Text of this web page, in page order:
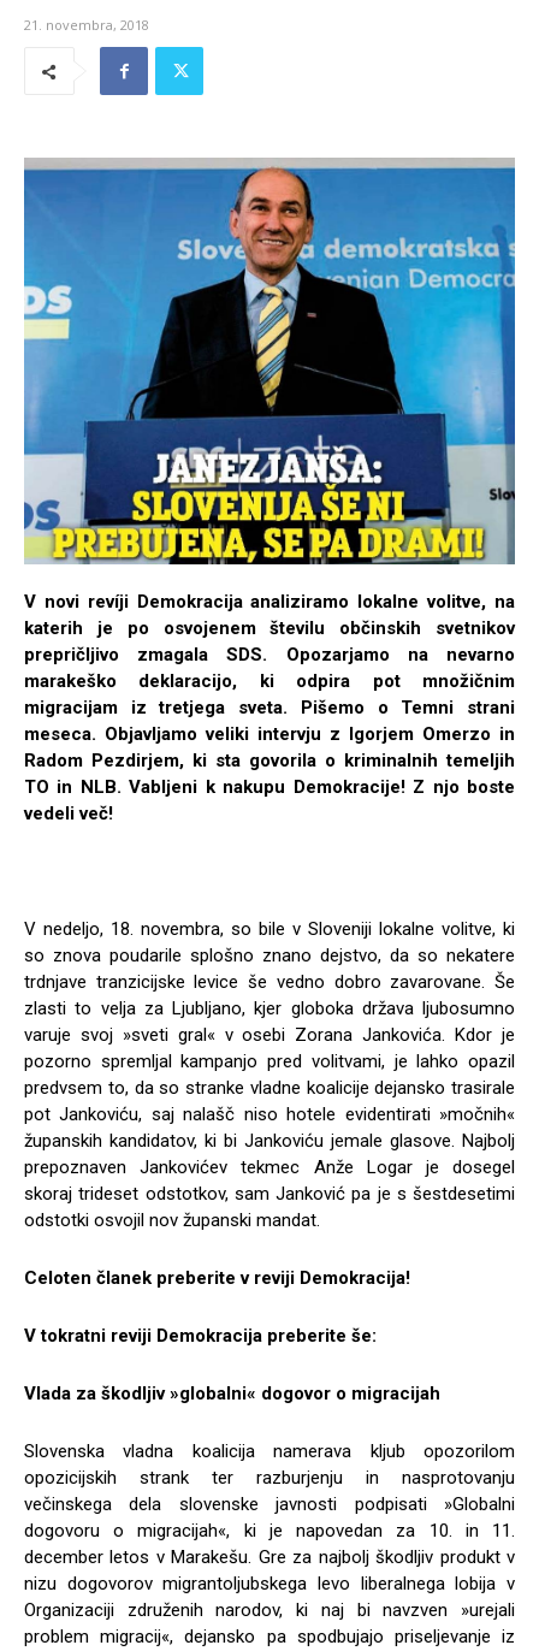
21. novembra, 2018
V novi revíji Demokracija analiziramo lokalne volitve, na
katerih je po osvojenem številu občinskih svetnikov
prepričljivo zmagala SDS. Opozarjamo na nevarno
marakeško deklaracijo, ki odpira pot množičnim
migracijam iz tretjega sveta. Pišemo o Temni strani
meseca. Objavljamo veliki intervju z Igorjem Omerzo in
Radom Pezdirjem, ki sta govorila o kriminalnih temeljih
TO in NLB. Vabljeni k nakupu Demokracije! Z njo boste
vedeli več!
V nedeljo, 18. novembra, so bile v Sloveniji lokalne volitve, ki
so znova poudarile splošno znano dejstvo, da so nekatere
trdnjave tranzicijske levice še vedno dobro zavarovane. Še
zlasti to velja za Ljubljano, kjer globoka država ljubosumno
varuje svoj »sveti gral« v osebi Zorana Jankovića. Kdor je
pozorno spremljal kampanjo pred volitvami, je lahko opazil
predvsem to, da so stranke vladne koalicije dejansko trasirale
pot Jankoviću, saj nalašč niso hotele evidentirati »močnih«
županskih kandidatov, ki bi Jankoviću jemale glasove. Najbolj
prepoznaven Jankovićev tekmec Anže Logar je dosegel
skoraj trideset odstotkov, sam Janković pa je s šestdesetimi
odstotki osvojil nov županski mandat.
Celoten članek preberite v reviji Demokracija!
V tokratni reviji Demokracija preberite še:
Vlada za škodljiv »globalni« dogovor o migracijah
Slovenska vladna koalicija namerava kljub opozorilom
opozicijskih strank ter razburjenju in nasprotovanju
večinskega dela slovenske javnosti podpisati »Globalni
dogovoru o migracijah«, ki je napovedan za 10. in 11.
december letos v Marakešu. Gre za najbolj škodljiv produkt v
nizu dogovorov migrantoljubskega levo liberalnega lobija v
Organizaciji združenih narodov, ki naj bi navzven »urejali
problem migracij«, dejansko pa spodbujajo priseljevanje iz